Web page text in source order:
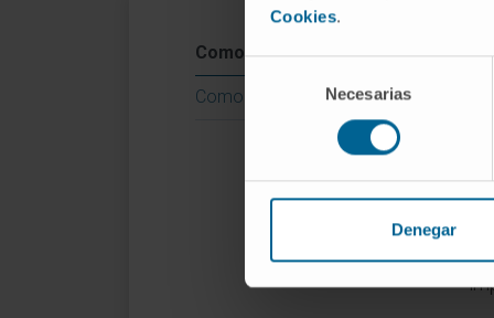
Cookies.
consentimiento
Necesarias
Denegar
Como se realiza
Como é a recuperação